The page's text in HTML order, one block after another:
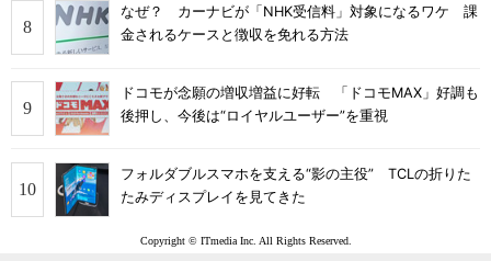
なぜ？ カーナビが「NHK受信料」対象になるワケ 課
金されるケースと徴収を免れる方法
ドコモが念願の増収増益に好転 「ドコモMAX」好調も
後押し、今後は“ロイヤルユーザー”を重視
フォルダブルスマホを支える“影の主役” TCLの折りた
たみディスプレイを見てきた
Copyright © ITmedia Inc. All Rights Reserved.